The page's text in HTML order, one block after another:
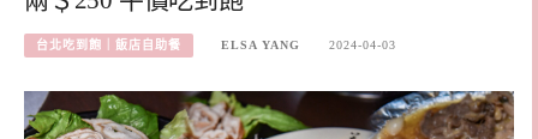
台北吃到飽｜飯店自助餐 ELSA YANG 2024-04-03